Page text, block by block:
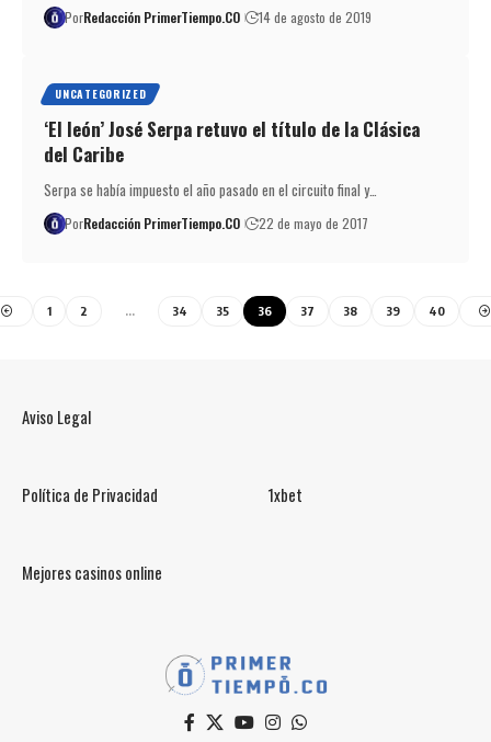
PorRedacción PrimerTiempo.CO 14 de agosto de 2019
UNCATEGORIZED
‘El león’ José Serpa retuvo el título de la Clásica
del Caribe
Serpa se había impuesto el año pasado en el circuito final y…
PorRedacción PrimerTiempo.CO 22 de mayo de 2017
1 2 … 34 35 36 37 38 39 40
Aviso Legal
Política de Privacidad 1xbet
Mejores casinos online